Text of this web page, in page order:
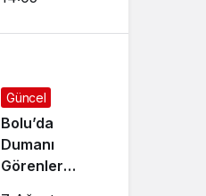
Güncel
Bolu’da
Dumanı
Görenler